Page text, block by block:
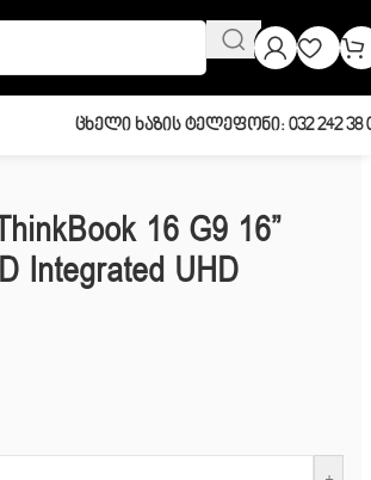
Ცხელი Ხაზის Ტელეფონი: 032 242 38
16 G9 16”
Integrated UHD